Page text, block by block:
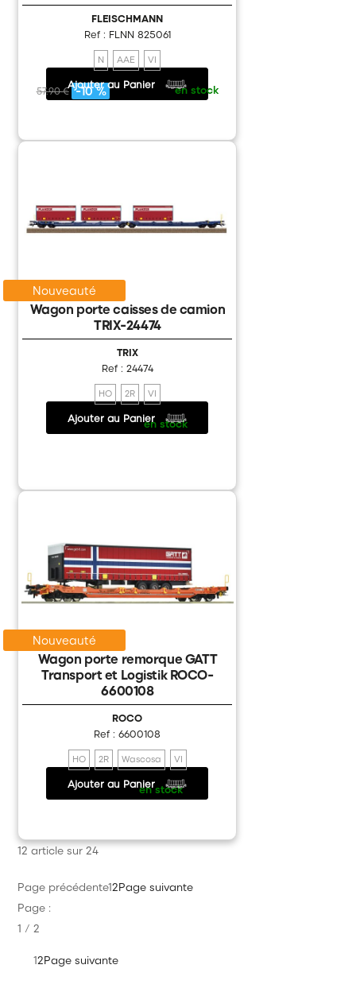
FLEISCHMANN
Ref : FLNN 825061
N AAE VI
57.90 € -10 % 52.11 € /en stock
Ajouter au Panier
Nouveauté
Wagon porte caisses de camion
TRIX-24474
TRIX
Ref : 24474
HO 2R VI
125.00 € /en stock
Ajouter au Panier
Nouveauté
Wagon porte remorque GATT
Transport et Logistik ROCO-
6600108
ROCO
Ref : 6600108
HO 2R Wascosa VI
76.90 € / en stock
Ajouter au Panier
12 article sur 24
Page précédente12Page suivante
Page :
1 / 2
12Page suivante